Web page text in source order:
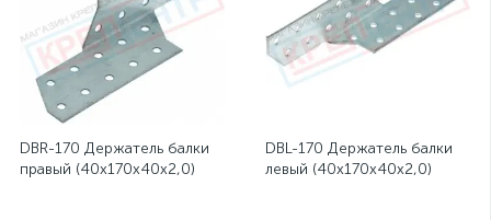
DBR-170 Держатель балки
правый (40х170х40х2,0)
DBL-170 Держатель балки
левый (40х170х40х2,0)